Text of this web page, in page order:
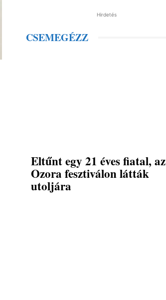
Hirdetés
CSEMEGÉZZ
Eltűnt egy 21 éves fiatal, az
Ozora fesztiválon látták
utoljára